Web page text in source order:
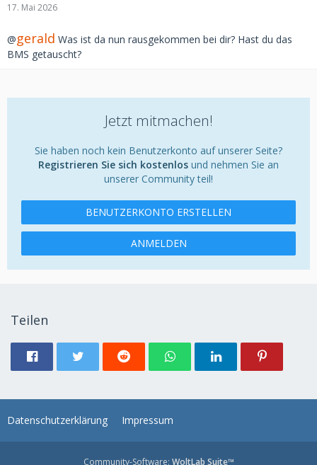
17. Mai 2026
@gerald Was ist da nun rausgekommen bei dir? Hast du das
BMS getauscht?
Jetzt mitmachen!
Sie haben noch kein Benutzerkonto auf unserer Seite?
Registrieren Sie sich kostenlos und nehmen Sie an
unserer Community teil!
BENUTZERKONTO ERSTELLEN
ANMELDEN
Teilen
Datenschutzerklärung Impressum
Community-Software: WoltLab Suite™